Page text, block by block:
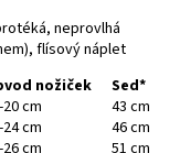
neprovlhá
flísový náplet
nožiček
Sed*
cm
43 cm
cm
46 cm